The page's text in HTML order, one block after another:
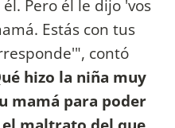
Pero él le dijo 'vos
Estás con tus
contó
hizo la niña muy
mamá para poder